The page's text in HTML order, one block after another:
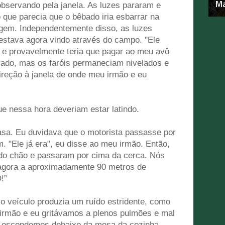
pela janela. As luzes pararam e
parecia que o bêbado iria esbarrar na
Independentemente disso, as luzes
agora vindo através do campo. "Ele
provavelmente teria que pagar ao meu avô
mas os faróis permaneciam nivelados e
à janela de onde meu irmão e eu
nessa hora deveriam estar latindo.
Eu duvidava que o motorista passasse por
"Ele já era", eu disse ao meu irmão. Então,
chão e passaram por cima da cerca. Nós
a aproximadamente 90 metros de
veículo produzia um ruído estridente, como
e eu gritávamos a plenos pulmões e mal